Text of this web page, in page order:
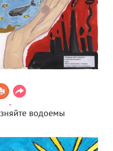
водоемы